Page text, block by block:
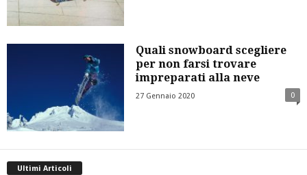
Quali snowboard scegliere
per non farsi trovare
impreparati alla neve
27 Gennaio 2020 0
Ultimi Articoli